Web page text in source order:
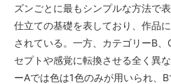
ズンごとに最もシンプルな方法で
仕立ての基礎を表しており、作品
されている。一方、カテゴリーB
セプトや感覚に転換させる全く異
ーAでは色は1色のみが用いられ、